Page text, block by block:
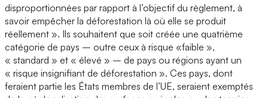
disproportionnées par rapport à l’objectif du règlement, à
savoir empêcher la déforestation là où elle se produit
réellement ». Ils souhaitent que soit créée une quatrième
catégorie de pays – outre ceux à risque «faible »,
« standard » et « élevé » – de pays ou régions ayant un
« risque insignifiant de déforestation ». Ces pays, dont
feraient partie les États membres de l’UE, seraient exemptés